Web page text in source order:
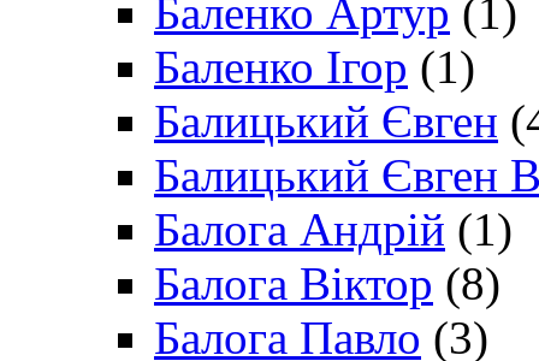
Баленко Артур (1)
Баленко Ігор (1)
Балицький Євген
Балицький Євген
Балога Андрій (1)
Балога Віктор (8)
Балога Павло (3)